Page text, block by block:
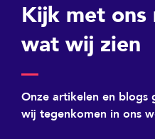
Kijk met
wat wij zien
Onze artikelen en blogs
wij tegenkomen in ons